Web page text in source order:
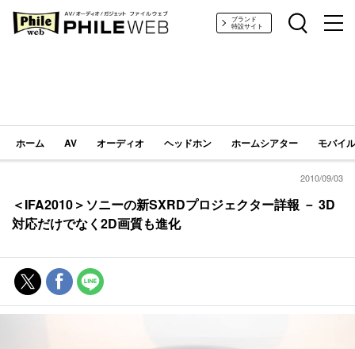
PHILE WEB｜AV/オーディオ/ガジェットブランド
特設サイト
ホーム AV オーディオ ヘッドホン ホームシアター モバイ
2010/09/03
＜IFA2010＞ソニーの新SXRDプロジェクター詳報 － 3D
対応だけでなく2D画質も進化